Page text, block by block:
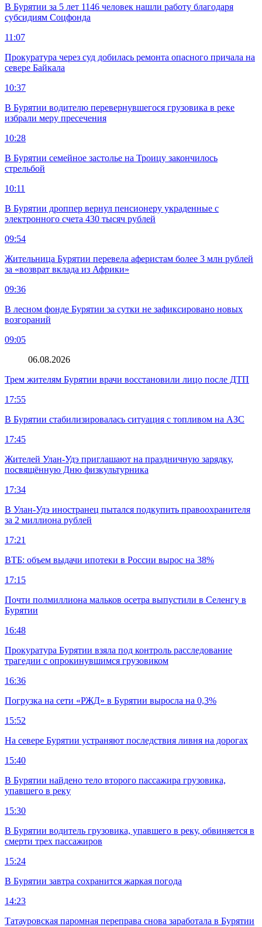
В Бурятии за 5 лет 1146 человек нашли работу благодаря
субсидиям Соцфонда
11:07
Прокуратура через суд добилась ремонта опасного причала на
севере Байкала
10:37
В Бурятии водителю перевернувшегося грузовика в реке
избрали меру пресечения
10:28
В Бурятии семейное застолье на Троицу закончилось
стрельбой
10:11
В Бурятии дроппер вернул пенсионеру украденные с
электронного счета 430 тысяч рублей
09:54
Жительница Бурятии перевела аферистам более 3 млн рублей
за «возврат вклада из Африки»
09:36
В лесном фонде Бурятии за сутки не зафиксировано новых
возгораний
09:05
06.08.2026
Трем жителям Бурятии врачи восстановили лицо после ДТП
17:55
В Бурятии стабилизировалась ситуация с топливом на АЗС
17:45
Жителей Улан-Удэ приглашают на праздничную зарядку,
посвящённую Дню физкультурника
17:34
В Улан-Удэ иностранец пытался подкупить правоохранителя
за 2 миллиона рублей
17:21
ВТБ: объем выдачи ипотеки в России вырос на 38%
17:15
Почти полмиллиона мальков осетра выпустили в Селенгу в
Бурятии
16:48
Прокуратура Бурятии взяла под контроль расследование
трагедии с опрокинувшимся грузовиком
16:36
Погрузка на сети «РЖД» в Бурятии выросла на 0,3%
15:52
На севере Бурятии устраняют последствия ливня на дорогах
15:40
В Бурятии найдено тело второго пассажира грузовика,
упавшего в реку
15:30
В Бурятии водитель грузовика, упавшего в реку, обвиняется в
смерти трех пассажиров
15:24
В Бурятии завтра сохранится жаркая погода
14:23
Татауровская паромная переправа снова заработала в Бурятии